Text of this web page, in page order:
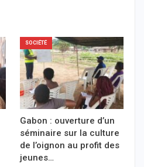
SOCIÉTÉ
Gabon : ouverture d’un
séminaire sur la culture
de l’oignon au profit des
jeunes…